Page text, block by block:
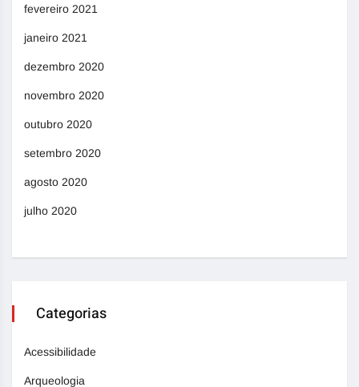
fevereiro 2021
janeiro 2021
dezembro 2020
novembro 2020
outubro 2020
setembro 2020
agosto 2020
julho 2020
Categorias
Acessibilidade
Arqueologia